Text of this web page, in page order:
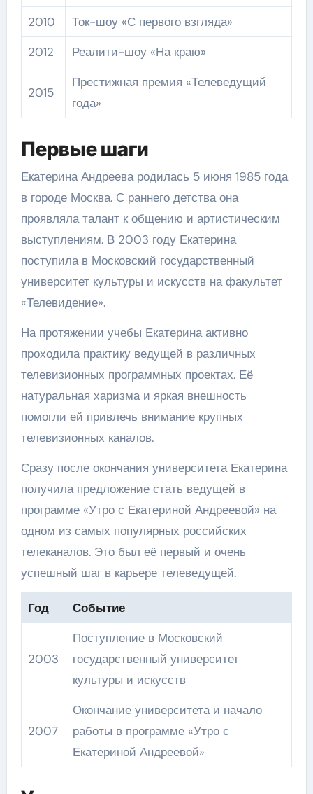
2010
Ток-шоу «С первого взгляда»
2012
Реалити-шоу «На краю»
2015
Престижная премия «Телеведущий
года»
Первые шаги
Екатерина Андреева родилась 5 июня 1985 года
в городе Москва. С раннего детства она
проявляла талант к общению и артистическим
выступлениям. В 2003 году Екатерина
поступила в Московский государственный
университет культуры и искусств на факультет
«Телевидение».
На протяжении учебы Екатерина активно
проходила практику ведущей в различных
телевизионных программных проектах. Её
натуральная харизма и яркая внешность
помогли ей привлечь внимание крупных
телевизионных каналов.
Сразу после окончания университета Екатерина
получила предложение стать ведущей в
программе «Утро с Екатериной Андреевой» на
одном из самых популярных российских
телеканалов. Это был её первый и очень
успешный шаг в карьере телеведущей.
Год Событие
2003
Поступление в Московский
государственный университет
культуры и искусств
2007
Окончание университета и начало
работы в программе «Утро с
Екатериной Андреевой»